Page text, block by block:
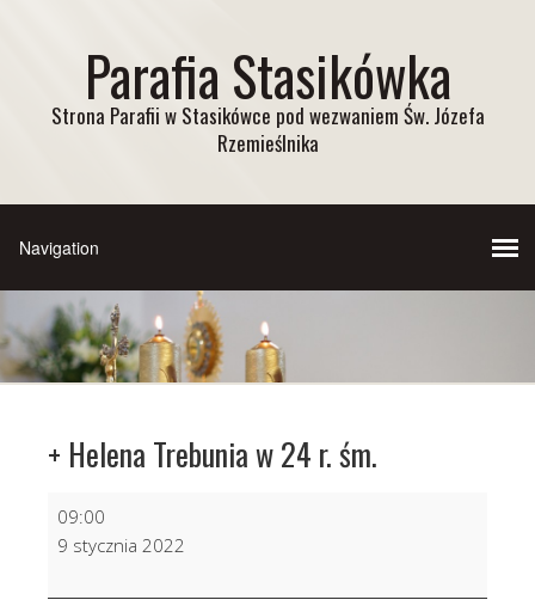
Parafia Stasikówka
Strona Parafii w Stasikówce pod wezwaniem Św. Józefa
Rzemieślnika
+ Helena Trebunia w 24 r. śm.
Helena
Trebunia
09:00
9 stycznia 2022